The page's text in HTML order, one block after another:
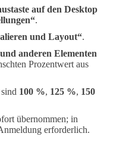
auf den Desktop
.
und Layout“.
anderen Elementen
Prozentwert aus
100 %, 125 %, 150
übernommen; in
erforderlich.